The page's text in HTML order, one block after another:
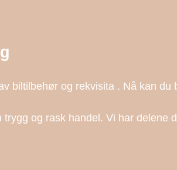
biltilbehør og rekvisita . Nå kan du
og rask handel. Vi har delene